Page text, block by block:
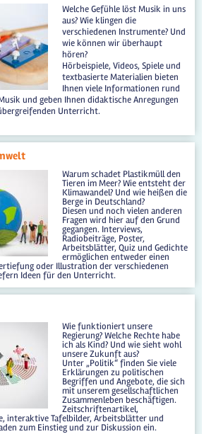
Welche Gefühle löst Musik in uns
aus? Wie klingen die
verschiedenen Instrumente? Und
wie können wir überhaupt
hören?
Hörbeispiele, Videos, Spiele und
textbasierte Materialien bieten
Ihnen viele Informationen rund
und geben Ihnen didaktische Anregungen
Unterricht.
Warum schadet Plastikmüll den
Tieren im Meer? Wie entsteht der
Klimawandel? Und wie heißen die
Berge in Deutschland?
Diesen und noch vielen anderen
Fragen wird hier auf den Grund
gegangen. Interviews,
Radiobeiträge, Poster,
Arbeitsblätter, Quiz und Gedichte
ermöglichen entweder einen
oder Illustration der verschiedenen
Ideen für den Unterricht.
Wie funktioniert unsere
Regierung? Welche Rechte habe
ich als Kind? Und wie sieht wohl
unsere Zukunft aus?
Unter „Politik“ finden Sie viele
Erklärungen zu politischen
Begriffen und Angebote, die sich
mit unserem gesellschaftlichen
Zusammenleben beschäftigen.
Zeitschriftenartikel,
interaktive Tafelbilder, Arbeitsblätter und
zum Einstieg und zur Diskussion ein.